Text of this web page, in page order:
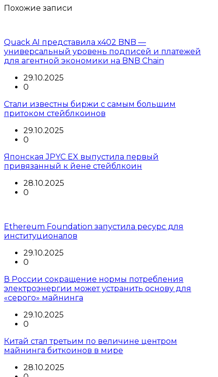
Похожие записи
Quack AI представила x402 BNB —
универсальный уровень подписей и платежей
для агентной экономики на BNB Chain
29.10.2025
0
Стали известны биржи с самым большим
притоком стейблкоинов
29.10.2025
0
Японская JPYC EX выпустила первый
привязанный к йене стейблкоин
28.10.2025
0
Ethereum Foundation запустила ресурс для
институционалов
29.10.2025
0
В России сокращение нормы потребления
электроэнергии может устранить основу для
«серого» майнинга
29.10.2025
0
Китай стал третьим по величине центром
майнинга биткоинов в мире
28.10.2025